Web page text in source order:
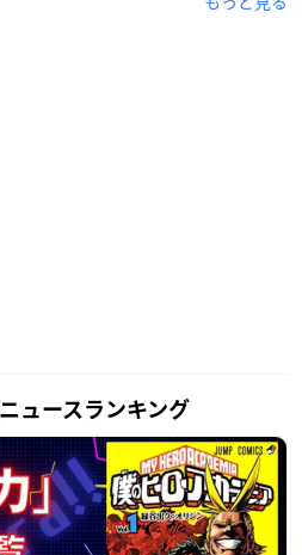
ュースランキング